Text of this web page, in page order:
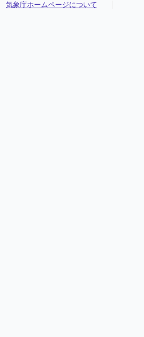
気象庁ホームページについて